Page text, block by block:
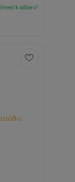
ihneď k odberu!